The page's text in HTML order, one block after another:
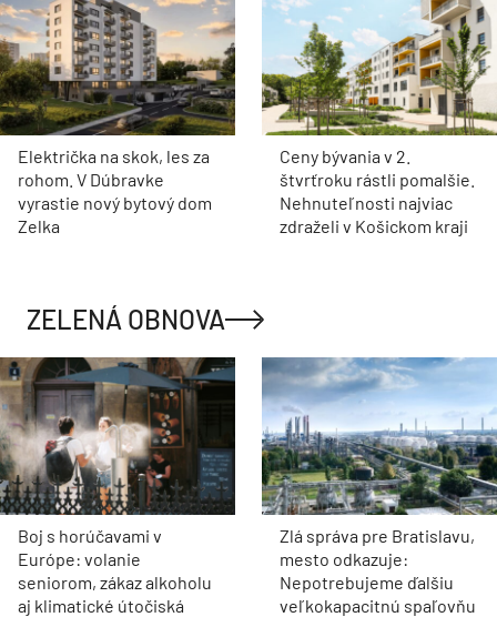
Električka na skok, les za
rohom. V Dúbravke
vyrastie nový bytový dom
Zelka
Ceny bývania v 2.
štvrťroku rástli pomalšie.
Nehnuteľnosti najviac
zdraželi v Košickom kraji
ZELENÁ OBNOVA
Boj s horúčavami v
Európe: volanie
seniorom, zákaz alkoholu
aj klimatické útočiská
Zlá správa pre Bratislavu,
mesto odkazuje:
Nepotrebujeme ďalšiu
veľkokapacitnú spaľovňu